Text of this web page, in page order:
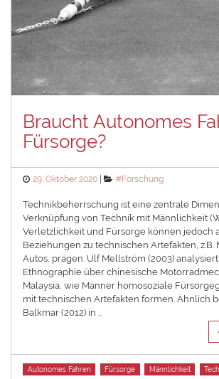
Braucht Autonomes
Fürsorge?
Posted
29. Oktober 2020 Categories
#Forschung
Technikbeherrschung ist eine zentrale
Verknüpfung von Technik mit Männlichkeit
Verletzlichkeit und Fürsorge können jedoch
Beziehungen zu technischen Artefakten, z.B.
Autos, prägen. Ulf Mellström (2003)
Ethnographie über chinesische
Malaysia, wie Männer homosoziale
mit technischen Artefakten formen. Ähnlich
Balkmar (2012) in …
Tags
Autonomes Fahren Fürsorge Männlichkeit